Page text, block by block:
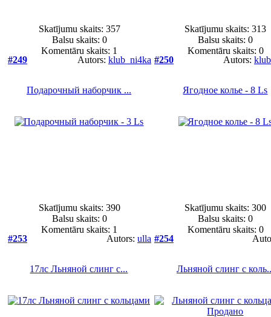
Skatījumu skaits: 357
Balsu skaits: 0
Komentāru skaits: 1
Skatījumu skaits: 313
Balsu skaits:0
Komentāru skaits: 0
#249
Autors: klub_ni4ka
Подарочный наборчик ...
Skatījumu skaits: 390
Balsu skaits: 0
Komentāru skaits: 1
#250 Autors:
Ягодное колье - 8 Ls
Skatījumu skaits: 300
Balsu skaits:0
Komentāru skaits: 0
#253
Autors: ulla
17лс Льняной слинг с...
#254
Льняной слинг с